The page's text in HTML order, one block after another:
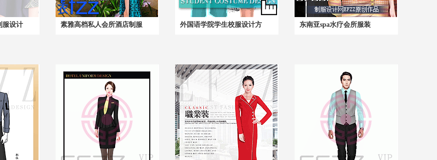
服设计 素雅高档私人会所酒店制服 外国语学院学生校服设计方 东南亚spa水疗会所服装